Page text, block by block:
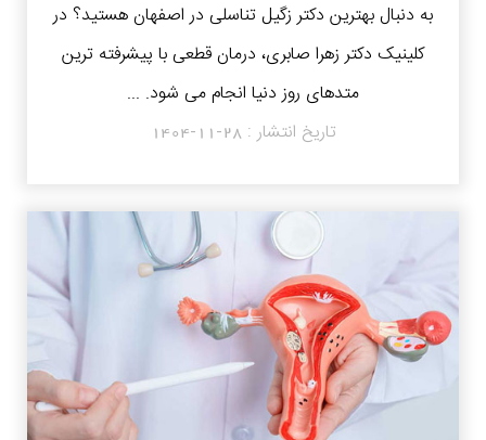
به دنبال بهترین دکتر زگیل تناسلی در اصفهان هستید؟ در
کلینیک دکتر زهرا صابری، درمان قطعی با پیشرفته ترین
متدهای روز دنیا انجام می شود. ...
تاریخ انتشار :1404-11-28